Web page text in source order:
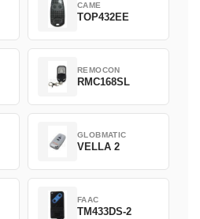
CAME
TOP432EE
REMOCON
RMC168SL
GLOBMATIC
VELLA 2
FAAC
TM433DS-2